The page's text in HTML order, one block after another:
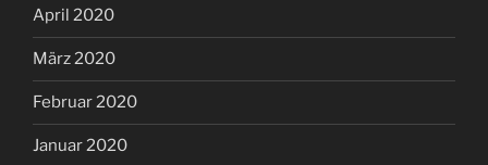
April 2020
März 2020
Februar 2020
Januar 2020